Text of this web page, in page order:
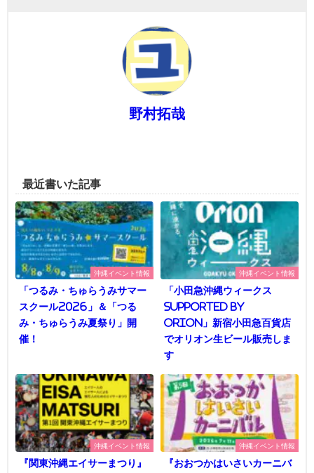
野村拓哉
最近書いた記事
沖縄イベント情報
「つるみ・ちゅらうみサマー
スクール2026」＆「つる
み・ちゅらうみ夏祭り」開
催！
沖縄イベント情報
「小田急沖縄ウィークス
supported by
Orion」新宿小田急百貨店
でオリオン生ビール販売しま
す
沖縄イベント情報
『関東沖縄エイサーまつり』
沖縄イベント情報
『おおつかはいさいカーニバ